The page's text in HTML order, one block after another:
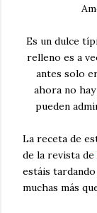
Es un dulce
relleno es a
antes solo
ahora no
pueden
La receta de
de la revista de
estáis
muchas más